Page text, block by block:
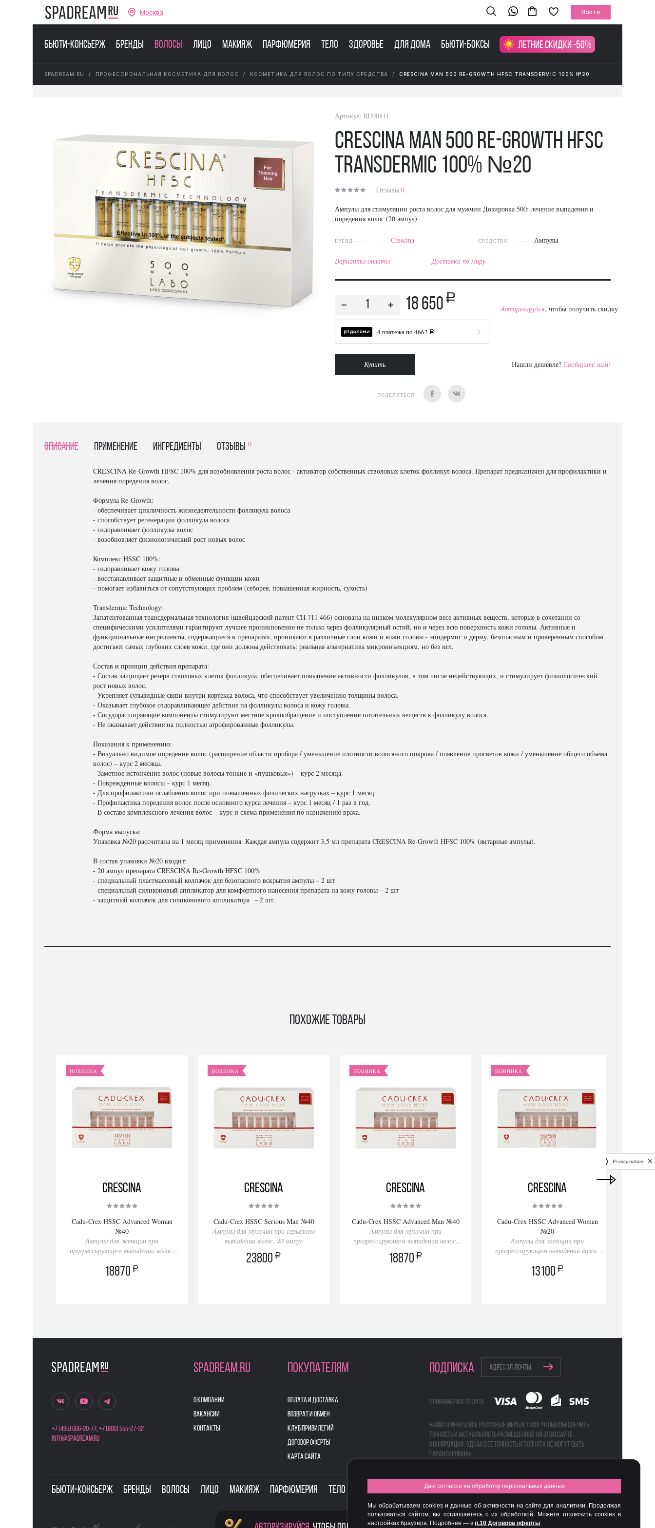
Москва Войти
Бьюти-консьерж Бренды Волосы Лицо Макияж Парфюмерия Тело Здоровье Для дома Бьюти-боксы Летние скидки -50%
SPADREAM.RU ПРОФЕССИОНАЛЬНАЯ КОСМЕТИКА ДЛЯ ВОЛОС КОСМЕТИКА ДЛЯ ВОЛОС ПО ТИПУ СРЕДСТВА CRESCINA MAN 500 RE-GROWTH HFSC TRANSDERMIC 100% №20
Артикул: RU00811
Crescina Man 500 Re-Growth HFSC
Transdermic 100% №20
Отзывы0
Ампулы для стимуляции роста волос для мужчин Дозировка 500: лечение выпадения и
поредения волос (20 ампул)
БРЕНД Crescina СРЕДСТВО Ампулы
Варианты оплаты Доставка по миру
18 650 a
Авторизируйся, чтобы получить скидку
4 платежа по 4662 a
Купить Нашли дешевле? Сообщите нам!
ПОДЕЛИТЬСЯ
Описание Применение Ингредиенты отзывы 0
CRESCINA Re-Growth HFSC 100% для возобновления роста волос - активатор собственных стволовых клеток фолликул волоса. Препарат предназначен для профилактики и
лечения поредения волос.
Формула Re-Growth:
- обеспечивает цикличность жизнедеятельности фолликула волоса
- способствует регенерации фолликула волоса
- оздоравливает фолликулы волос
- возобновляет физиологический рост новых волос
Комплекс HSSC 100%:
- оздоравливает кожу головы
- восстанавливает защитные и обменные функции кожи
- помогает избавиться от сопутствующих проблем (себорея, повышенная жирность, сухость)
Transdermic Technology:
Запатентованная трансдермальная технология (швейцарский патент CH 711 466) основана на низком молекулярном весе активных веществ, которые в сочетании со
специфическими усилителями гарантируют лучшее проникновение не только через фолликулярный остий, но и через всю поверхность кожи головы. Активные и
функциональные ингредиенты, содержащиеся в препаратах, проникают в различные слои кожи и кожи головы - эпидермис и дерму, безопасным и проверенным способом
достигают самых глубоких слоев кожи, где они должны действовать: реальная альтернатива микроинъекциям, но без игл.
Состав и принцип действия препарата:
- Состав защищает резерв стволовых клеток фолликула, обеспечивает повышение активности фолликулов, в том числе недействующих, и стимулирует физиологический
рост новых волос.
- Укрепляет сульфидные связи внутри кортекса волоса, что способствует увеличению толщины волоса.
- Оказывает глубокое оздоравливающее действие на фолликулы волоса и кожу головы.
- Сосудорасширяющие компоненты стимулируют местное кровообращение и поступление питательных веществ к фолликулу волоса.
- Не оказывает действия на полностью атрофированные фолликулы.
Показания к применению:
- Визуально видимое поредение волос (расширение области пробора / уменьшение плотности волосяного покрова / появление просветов кожи / уменьшение общего объема
волос) – курс 2 месяца.
- Заметное истончение волос (новые волосы тонкие и «пушковые») – курс 2 месяца.
- Поврежденные волосы – курс 1 месяц.
- Для профилактики ослабления волос при повышенных физических нагрузках – курс 1 месяц.
- Профилактика поредения волос после основного курса лечения – курс 1 месяц / 1 раз в год.
- В составе комплексного лечения волос – курс и схема применения по назначению врача.
Форма выпуска:
Упаковка №20 рассчитана на 1 месяц применения. Каждая ампула содержит 3,5 мл препарата CRESCINA Re-Growth HFSC 100% (янтарные ампулы).
В состав упаковки №20 входит:
- 20 ампул препарата CRESCINA Re-Growth HFSC 100%
- специальный пластмассовый колпачок для безопасного вскрытия ампулы – 2 шт
- специальный силиконовый аппликатор для комфортного нанесения препарата на кожу головы – 2 шт
- защитный колпачок для силиконового аппликатора – 2 шт.
Похожие товары
НОВИНКА
Crescina
Cadu-Crex HSSC Advanced Woman
№40
Ампулы для женщин при
прогрессирующем выпадении волос,
18870 a
НОВИНКА
Crescina
Cadu-Crex HSSC Serious Man №40
Ампулы для мужчин при серьезном
выпадении волос, 40 ампул
23800 a
НОВИНКА
Crescina
Cadu-Crex HSSC Advanced Man №40
Ампулы для мужчин при
прогрессирующем выпадении волос,
40 ампул
18870 a
НОВИНКА
Crescina
Cadu-Crex HSSC Advanced Woman
№20
Ампулы для женщин при
прогрессирующем выпадении волос,
13100 a
+7 (495) 666-20-77,+7 (800) 555-27-32
info@spadream.ru
SPADREAM.RU
О КОМПАНИИ
ВАКАНСИИ
КОНТАКТЫ
ПОКУПАТЕЛЯМ
ОПЛАТА И ДОСТАВКА
ВОЗВРАТ И ОБМЕН
КЛУБ ПРИВИЛЕГИЙ
ДОГОВОР ОФЕРТЫ
КАРТА САЙТА
ПОДПИСКА
Принимаем к оплате
Нами приняты все разумные меры к тому, чтобы обеспечить
точность и актуальность размещенной на этом сайте
информации, однако ее точность и полнота не могут быть
гарантированы.
Бьюти-консьерж Бренды Волосы Лицо Макияж Парфюмерия Тело Для дома Бьюти-боксы
Privacy notice
Даю согласие на обработку персональных данных
Мы обрабатываем cookies и данные об активности на сайте для аналитики. Продолжая
пользоваться сайтом, вы соглашаетесь с их обработкой. Можете отключить cookies в
настройках браузера. Подробнее — в п.10 Договора оферты.